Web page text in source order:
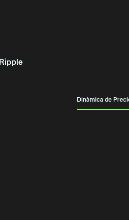
Ripple
Dinámica de